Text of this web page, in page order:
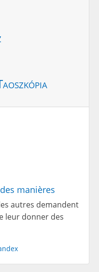
manières
autres demandent
leur donner des